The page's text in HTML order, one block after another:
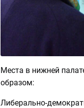
Места в нижней
образом:
Либерально-